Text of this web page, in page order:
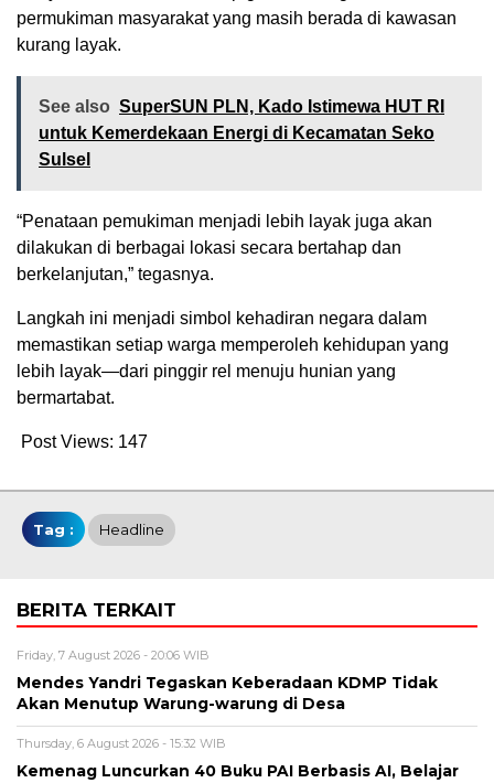
permukiman masyarakat yang masih berada di kawasan
kurang layak.
See also SuperSUN PLN, Kado Istimewa HUT RI
untuk Kemerdekaan Energi di Kecamatan Seko
Sulsel
“Penataan pemukiman menjadi lebih layak juga akan
dilakukan di berbagai lokasi secara bertahap dan
berkelanjutan,” tegasnya.
Langkah ini menjadi simbol kehadiran negara dalam
memastikan setiap warga memperoleh kehidupan yang
lebih layak—dari pinggir rel menuju hunian yang
bermartabat.
Post Views: 147
Tag : Headline
BERITA TERKAIT
Friday, 7 August 2026 - 20:06 WIB
Mendes Yandri Tegaskan Keberadaan KDMP Tidak
Akan Menutup Warung-warung di Desa
Thursday, 6 August 2026 - 15:32 WIB
Kemenag Luncurkan 40 Buku PAI Berbasis AI, Belajar